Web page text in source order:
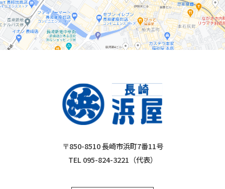
〒850-8510 長崎市浜町7番11号
TEL 095-824-3221（代表）